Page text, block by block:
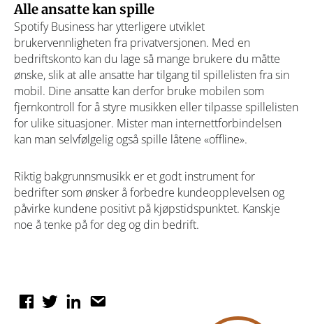
Alle ansatte kan spille
Spotify Business har ytterligere utviklet
brukervennligheten fra privatversjonen. Med en
bedriftskonto kan du lage så mange brukere du måtte
ønske, slik at alle ansatte har tilgang til spillelisten fra sin
mobil. Dine ansatte kan derfor bruke mobilen som
fjernkontroll for å styre musikken eller tilpasse spillelisten
for ulike situasjoner. Mister man internettforbindelsen
kan man selvfølgelig også spille låtene «offline».
Riktig bakgrunnsmusikk er et godt instrument for
bedrifter som ønsker å forbedre kundeopplevelsen og
påvirke kundene positivt på kjøpstidspunktet. Kanskje
noe å tenke på for deg og din bedrift.